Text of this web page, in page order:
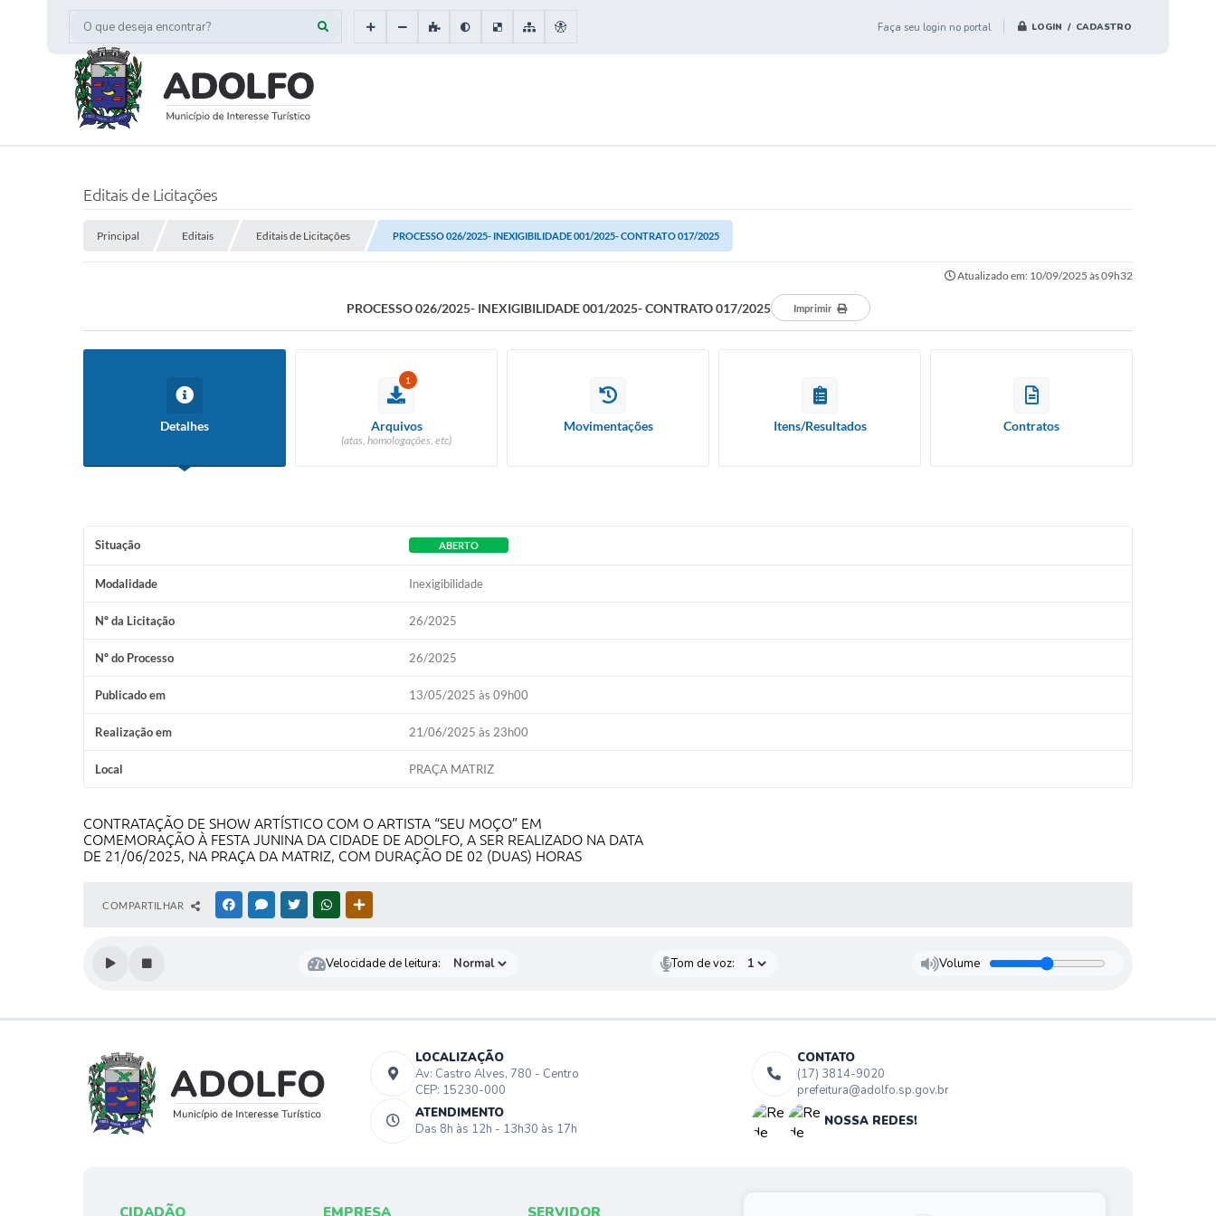
Faça seu login no portal LOGIN / CADASTRO
O que deseja encontrar?
Editais de Licitações
Principal Editais Editais de Licitações PROCESSO 026/2025- INEXIGIBILIDADE 001/2025- CONTRATO 017/2025
Atualizado em: 10/09/2025 às 09h32
PROCESSO 026/2025- INEXIGIBILIDADE 001/2025- CONTRATO 017/2025 Imprimir
Detalhes
1
Arquivos
(atas, homologações, etc)
Movimentações Itens/Resultados Contratos
Situação ABERTO
Modalidade Inexigibilidade
Nº da Licitação 26/2025
Nº do Processo 26/2025
Publicado em 13/05/2025 às 09h00
Realização em 21/06/2025 às 23h00
Local PRAÇA MATRIZ
CONTRATAÇÃO DE SHOW ARTÍSTICO COM O ARTISTA “SEU MOÇO” EM
COMEMORAÇÃO À FESTA JUNINA DA CIDADE DE ADOLFO, A SER REALIZADO NA DATA
DE 21/06/2025, NA PRAÇA DA MATRIZ, COM DURAÇÃO DE 02 (DUAS) HORAS
COMPARTILHAR FACEBOOKMESSENGER
TWITTERWHATSAPP
Velocidade de leitura: Tom de voz: Volume
LOCALIZAÇÃO
Av: Castro Alves, 780 - Centro
CEP: 15230-000
CONTATO
(17) 3814-9020
prefeitura@adolfo.sp.gov.br
ATENDIMENTO
Das 8h às 12h - 13h30 às 17h
NOSSA REDES!
CIDADÃO EMPRESA SERVIDOR